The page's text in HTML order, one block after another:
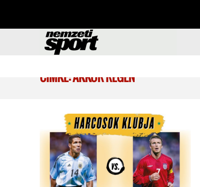
CÍMKE: AKKOR RÉGEN